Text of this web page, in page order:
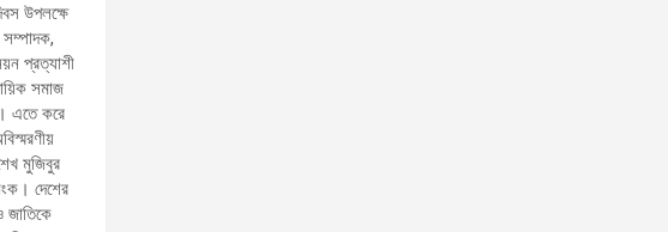
উপলক্ষে
প্রত্যাশী
সমাজ
এতে করে
মুজিবুর
দেশের
জাতিকে